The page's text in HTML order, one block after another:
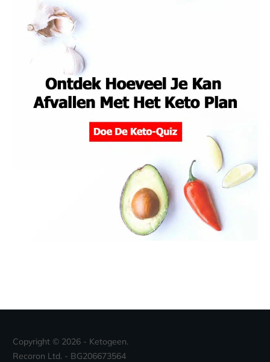
Copyright © 2026 - Ketogeen.
Recoron Ltd. - BG206673564